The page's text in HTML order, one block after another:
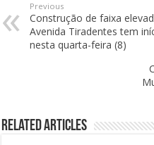
Previous
Construção de faixa
Avenida Tiradentes tem
nesta quarta-feira (8)
Related Articles